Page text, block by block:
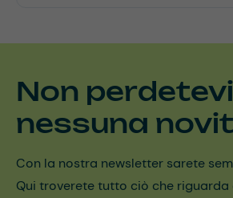
Non
nessuna
Con la nostra newsletter sarete
Qui troverete tutto ciò che